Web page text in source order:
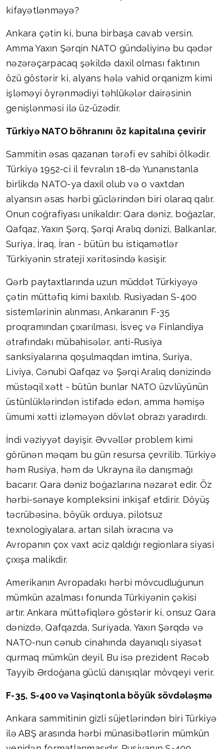
kifayətlənməyə?
Ankara çətin ki, buna birbaşa cavab versin.
Amma Yaxın Şərqin NATO gündəliyinə bu qədər
nəzərəçarpacaq şəkildə daxil olması faktının
özü göstərir ki, alyans hələ vahid orqanizm kimi
işləməyi öyrənmədiyi təhlükələr dairəsinin
genişlənməsi ilə üz-üzədir.
Türkiyə NATO böhranını öz kapitalına çevirir
Sammitin əsas qazanan tərəfi ev sahibi ölkədir.
Türkiyə 1952-ci il fevralın 18-də Yunanıstanla
birlikdə NATO-ya daxil olub və o vaxtdan
alyansın əsas hərbi güclərindən biri olaraq qalır.
Onun coğrafiyası unikaldır: Qara dəniz, boğazlar,
Qafqaz, Yaxın Şərq, Şərqi Aralıq dənizi, Balkanlar,
Suriya, İraq, İran - bütün bu istiqamətlər
Türkiyənin strateji xəritəsində kəsişir.
Qərb paytaxtlarında uzun müddət Türkiyəyə
çətin müttəfiq kimi baxılıb. Rusiyadan S-400
sistemlərinin alınması, Ankaranın F-35
proqramından çıxarılması, İsveç və Finlandiya
ətrafındakı mübahisələr, anti-Rusiya
sanksiyalarına qoşulmaqdan imtina, Suriya,
Liviya, Cənubi Qafqaz və Şərqi Aralıq dənizində
müstəqil xətt - bütün bunlar NATO üzvlüyünün
üstünlüklərindən istifadə edən, amma həmişə
ümumi xətti izləməyən dövlət obrazı yaradırdı.
İndi vəziyyət dəyişir. Əvvəllər problem kimi
görünən məqam bu gün resursa çevrilib. Türkiyə
həm Rusiya, həm də Ukrayna ilə danışmağı
bacarır. Qara dəniz boğazlarına nəzarət edir. Öz
hərbi-sənaye kompleksini inkişaf etdirir. Döyüş
təcrübəsinə, böyük orduya, pilotsuz
texnologiyalara, artan silah ixracına və
Avropanın çox vaxt aciz qaldığı regionlara siyasi
çıxışa malikdir.
Amerikanın Avropadakı hərbi mövcudluğunun
mümkün azalması fonunda Türkiyənin çəkisi
artır. Ankara müttəfiqlərə göstərir ki, onsuz Qara
dənizdə, Qafqazda, Suriyada, Yaxın Şərqdə və
NATO-nun cənub cinahında dayanıqlı siyasət
qurmaq mümkün deyil. Bu isə prezident Rəcəb
Tayyib Ərdoğana güclü danışıqlar mövqeyi verir.
F-35, S-400 və Vaşinqtonla böyük sövdələşmə
Ankara sammitinin gizli süjetlərindən biri Türkiyə
ilə ABŞ arasında hərbi münasibətlərin mümkün